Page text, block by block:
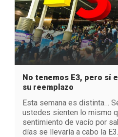
No tenemos E3, pero sí
su reemplazo
Esta semana es distinta…
ustedes sienten lo mismo
sentimiento de vacío por
días se llevaría a cabo la